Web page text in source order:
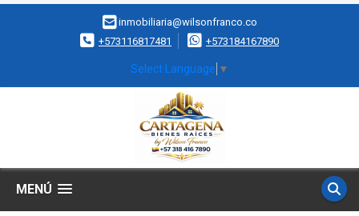
inmobiliaria@wilsonfranco.co
+573116817481
+573184167890
Select Language ▼
MENÚ